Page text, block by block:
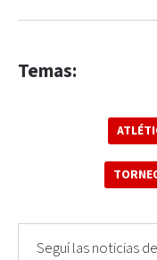
Temas:
Seguí las noticias